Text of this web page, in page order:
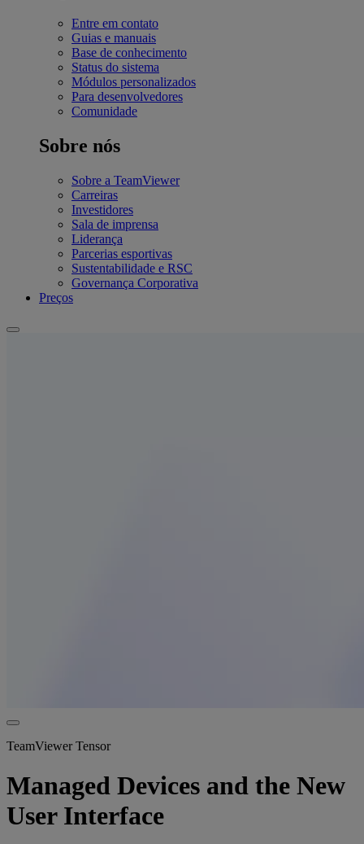
Entre em contato
Guias e manuais
Base de conhecimento
Status do sistema
Módulos personalizados
Para desenvolvedores
Comunidade
Sobre nós
Sobre a TeamViewer
Carreiras
Investidores
Sala de imprensa
Liderança
Parcerias esportivas
Sustentabilidade e RSC
Governança Corporativa
Preços
TeamViewer Tensor
Managed Devices and the New
User Interface